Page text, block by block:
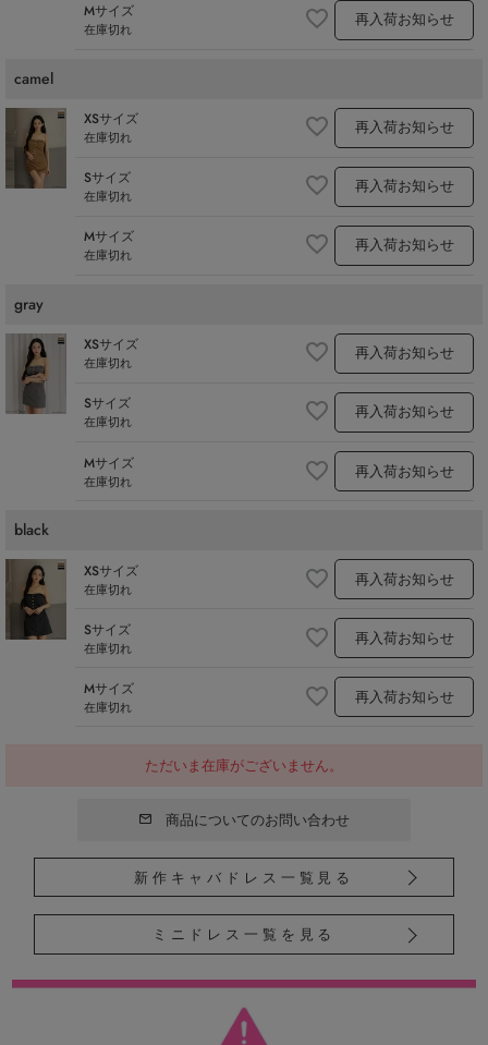
Mサイズ
在庫切れ 再入荷お知らせ
camel
XSサイズ
在庫切れ 再入荷お知らせ
Sサイズ
在庫切れ 再入荷お知らせ
Mサイズ
在庫切れ 再入荷お知らせ
gray
XSサイズ
在庫切れ 再入荷お知らせ
Sサイズ
在庫切れ 再入荷お知らせ
Mサイズ
在庫切れ 再入荷お知らせ
black
XSサイズ
在庫切れ 再入荷お知らせ
Sサイズ
在庫切れ 再入荷お知らせ
Mサイズ
在庫切れ 再入荷お知らせ
ただいま在庫がございません。
商品についてのお問い合わせ
新作キャバドレス一覧見る
ミニドレス一覧を見る